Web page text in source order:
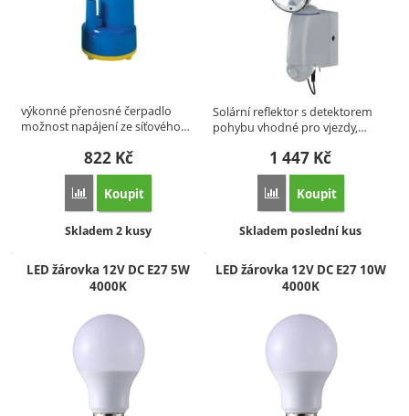
výkonné přenosné čerpadlo
možnost napájení ze síťového…
822 Kč
Přidat 'Čerpadlo ponorné 18 l, 12V' k porovnání
Koupit
Dostupnost:
Skladem 2 kusy
Solární reflektor s detektorem
pohybu vhodné pro vjezdy,…
1 447 Kč
Přidat 'Solární
Koupit
Dostupnost:
Skladem poslední kus
LED žárovka 12V DC E27 5W
4000K
LED žárovka 12V DC E27 10W
4000K